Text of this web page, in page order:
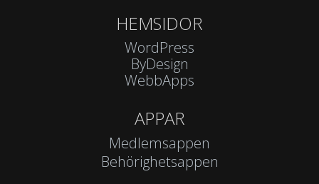
HEMSIDOR
WordPress
ByDesign
WebbApps
APPAR
Medlemsappen
Behörighetsappen